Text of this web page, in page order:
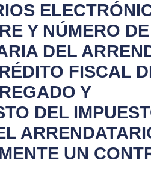
Y NÚMERO DE
DEL
FISCAL
Y
DEL
UN